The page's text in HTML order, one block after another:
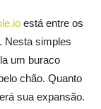
está entre os
Nesta simples
um buraco
chão. Quanto
sua expansão.